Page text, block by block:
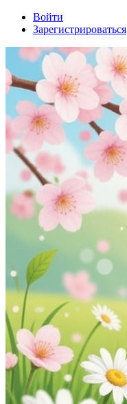
Войти
Зарегистрироваться